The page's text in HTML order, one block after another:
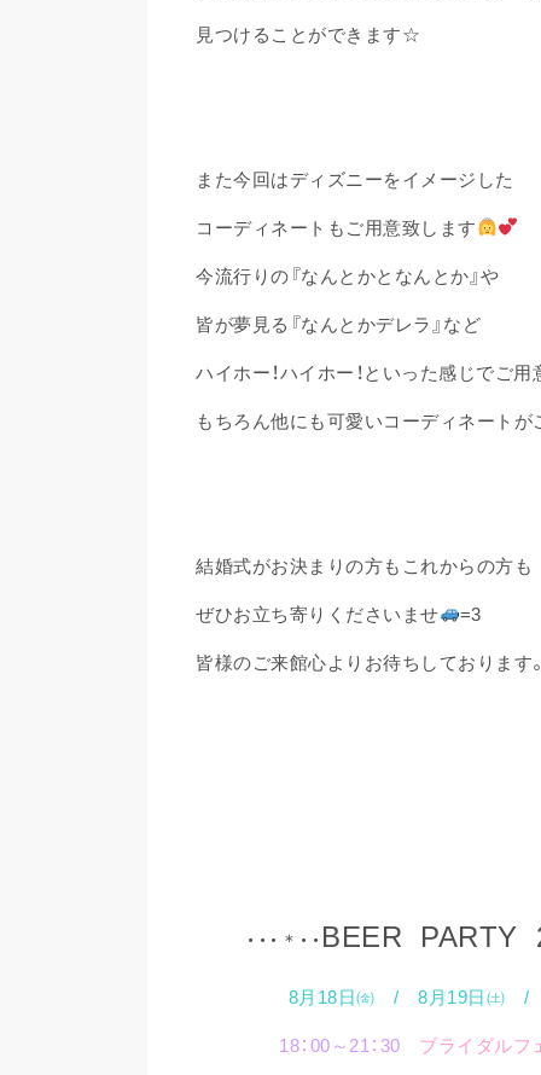
見つけることができます☆
また今回はディズニーをイメージした
コーディネートもご用意致します
今流行りの『なんとかとなんとか』や
皆が夢見る『なんとかデレラ』など
ハイホー！ハイホー！といった感じでご用
もちろん他にも可愛いコーディネートが
結婚式がお決まりの方もこれからの方も
ぜひお立ち寄りくださいませ
=3
皆様のご来館心よりお待ちしております。
・・・＊・・ BEER PARTY
8月18日㈮ / 8月19日㈯ /
18：00～21：30 ブライダルフ